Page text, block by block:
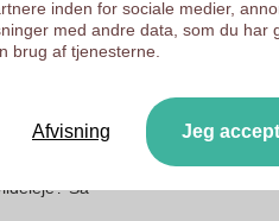
294.0
UV-C
Så
Det
Vi
inden for sociale medier,
med andre data, som du har
brug af tjenesterne.
Afvisning Jeg